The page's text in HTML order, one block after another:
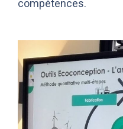
compétences.